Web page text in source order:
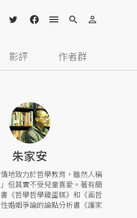
影評 作者群
朱家安
地致力於哲學教育，雖然人稱
」但其實不受兒童喜愛。著有簡
《哲學哲學雞蛋糕》和《画哲
婚姻爭論的論點分析書《護家